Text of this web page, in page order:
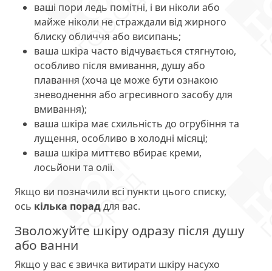
ваші пори ледь помітні, і ви ніколи або
майже ніколи не страждали від жирного
блиску обличчя або висипань;
ваша шкіра часто відчувається стягнутою,
особливо після вмивання, душу або
плавання (хоча це може бути ознакою
зневоднення або агресивного засобу для
вмивання);
ваша шкіра має схильність до огрубіння та
лущення, особливо в холодні місяці;
ваша шкіра миттєво вбирає креми,
лосьйони та олії.
Якщо ви позначили всі пункти цього списку,
ось кілька пораддля вас.
Зволожуйте шкіру одразу після душу
або ванни
Якщо у вас є звичка витирати шкіру насухо